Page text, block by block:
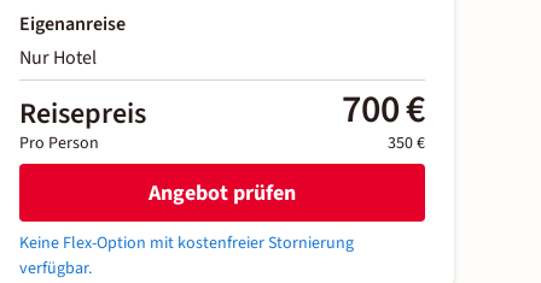
Eigenanreise
Nur Hotel
Reisepreis 700 €
Pro Person 350 €
Angebot prüfen
Keine Flex-Option mit kostenfreier Stornierung
verfügbar.